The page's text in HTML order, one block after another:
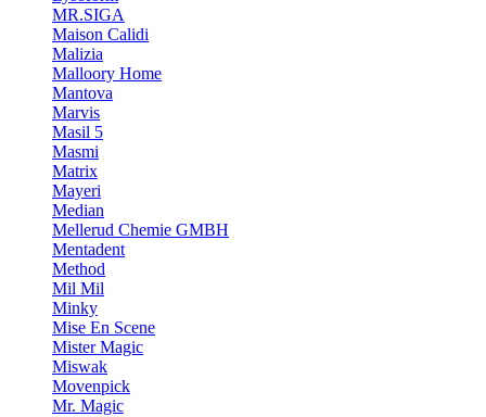
MR.SIGA
Maison Calidi
Malizia
Malloory Home
Mantova
Marvis
Masil 5
Masmi
Matrix
Mayeri
Median
Mellerud Chemie GMBH
Mentadent
Method
Mil Mil
Minky
Mise En Scene
Mister Magic
Miswak
Movenpick
Mr. Magic